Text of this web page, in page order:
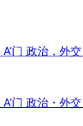
门 政治，外
门 政治・外